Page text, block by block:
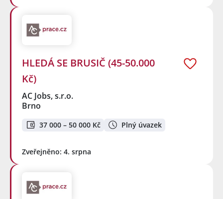
HLEDÁ SE BRUSIČ (45-50.000
Kč)
AC Jobs, s.r.o.
Brno
37 000 – 50 000 Kč Plný úvazek
Zveřejněno: 4. srpna